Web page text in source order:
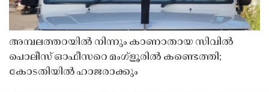
അമ്പലത്തറയിൽ നിന്നും കാണാതായ സിവിൽ
പൊലീസ് ഓഫീസറെ മംഗ്ളൂരിൽ കണ്ടെത്തി;
കോടതിയിൽ ഹാജരാക്കും